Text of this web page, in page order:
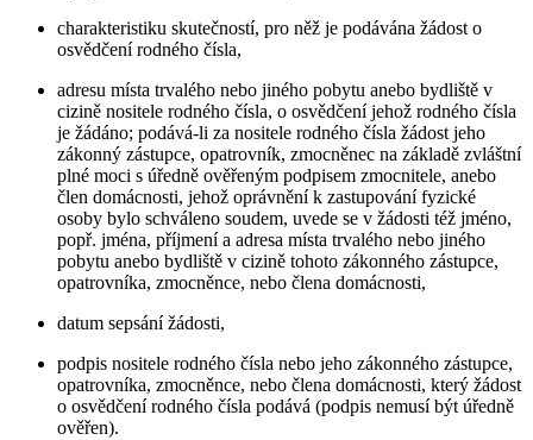
charakteristiku skutečností, pro něž je podávána žádost o
osvědčení rodného čísla,
adresu místa trvalého nebo jiného pobytu anebo bydliště v
cizině nositele rodného čísla, o osvědčení jehož rodného čísla
je žádáno; podává-li za nositele rodného čísla žádost jeho
zákonný zástupce, opatrovník, zmocněnec na základě zvláštní
plné moci s úředně ověřeným podpisem zmocnitele, anebo
člen domácnosti, jehož oprávnění k zastupování fyzické
osoby bylo schváleno soudem, uvede se v žádosti též jméno,
popř. jména, příjmení a adresa místa trvalého nebo jiného
pobytu anebo bydliště v cizině tohoto zákonného zástupce,
opatrovníka, zmocněnce, nebo člena domácnosti,
datum sepsání žádosti,
podpis nositele rodného čísla nebo jeho zákonného zástupce,
opatrovníka, zmocněnce, nebo člena domácnosti, který žádost
o osvědčení rodného čísla podává (podpis nemusí být úředně
ověřen).